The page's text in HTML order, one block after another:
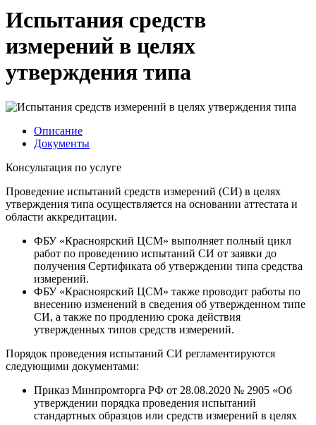
Испытания средств
измерений в целях
утверждения типа
Описание
Документы
Консультация по услуге
Проведение испытаний средств измерений (СИ) в целях
утверждения типа осуществляется на основании аттестата и
области аккредитации.
ФБУ «Красноярский ЦСМ» выполняет полный цикл
работ по проведению испытаний СИ от заявки до
получения Сертификата об утверждении типа средства
измерений.
ФБУ «Красноярский ЦСМ» также проводит работы по
внесению изменений в сведения об утвержденном типе
СИ, а также по продлению срока действия
утвержденных типов средств измерений.
Порядок проведения испытаний СИ регламентируются
следующими документами:
Приказ Минпромторга РФ от 28.08.2020 № 2905 «Об
утверждении порядка проведения испытаний
стандартных образцов или средств измерений в целях